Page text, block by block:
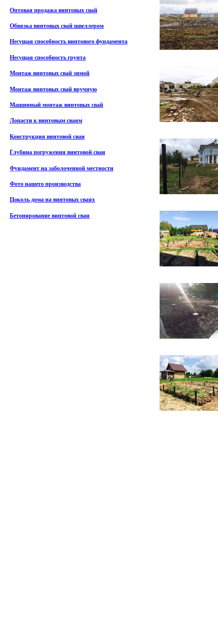
Оптовая продажа винтовых свай
Обвязка винтовых свай швеллером
Несущая способность винтового фундамента
Несущая способность грунта
Монтаж винтовых свай зимой
Монтаж винтовых свай вручную
Машинный монтаж винтовых свай
Лопасти к винтовым сваям
Конструкция винтовой сваи
Глубина погружения винтовой сваи
Фундамент на заболоченной местности
Фото нашего производства
Цоколь дома на винтовых сваях
Бетонирование винтовой сваи